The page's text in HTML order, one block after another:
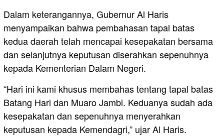
Dalam keterangannya, Gubernur Al Haris
menyampaikan bahwa pembahasan tapal batas
kedua daerah telah mencapai kesepakatan bersama
dan selanjutnya keputusan diserahkan sepenuhnya
kepada Kementerian Dalam Negeri.
“Hari ini kami khusus membahas tentang tapal batas
Batang Hari dan Muaro Jambi. Keduanya sudah ada
kesepakatan dan sepenuhnya menyerahkan
keputusan kepada Kemendagri,” ujar Al Haris.